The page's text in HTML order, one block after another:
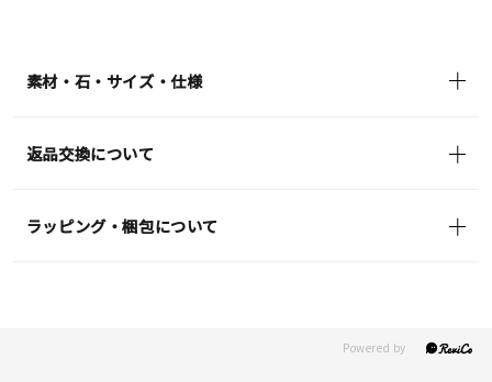
素材・石・サイズ・仕様
返品交換について
ラッピング・梱包について